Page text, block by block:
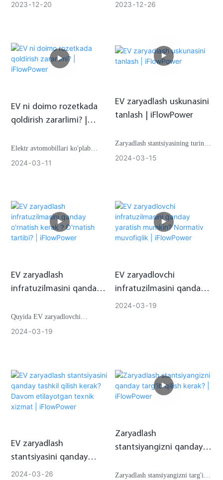
avtomobil haydovchilari o'zlariga
2023 12 20 qilish yaxshiroqmi yoki to'liqmi?
2023 12 26
EV ni doimo rozetkada
qoldirish zararlimi? |
Elektr avtomobillari ko'plab
haydovchilar uchun yangi, bu
avtomobillari haqida tez-tez
so'raladigan savol: elektr
avtomobilning har doim elektr
tarmog'iga ulangan bo'lishi
2024 03 11
EV zaryadlash uskunasini
tanlash | iFlowPower
Zaryadlash stantsiyasining turini
aniqlagandan so'ng, uskunani
o'rnatish qavslari va ob-havoga
chidamli kabel ilgichlari kabi
zarur jihozlarni o'z ichiga oladi.
2024 03 15
EV zaryadlash
infratuzilmasini qanday
O'rnatish tartibi? |
iFlowPower
Quyida EV zaryadlovchi
stansiyasini oʻrnatish tartibining
2024 03 19
EV zaryadlovchi
infratuzilmasini qanday
yaratish mumkin?
2024 03 19
EV zaryadlash
stantsiyasini qanday
tashkil qilish kerak?
2024 03 26
Zaryadlash
stantsiyangizni qanday
iFlowPower
Zaryadlash stansiyangizni targ'ib